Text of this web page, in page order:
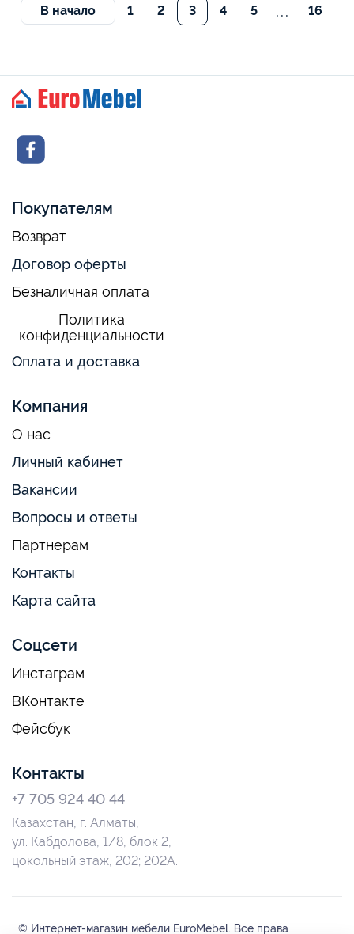
В начало 1 2 3 4 5 ... 16
Покупателям
Возврат
Договор оферты
Безналичная оплата
Политика
конфиденциальности
Оплата и доставка
Компания
О нас
Личный кабинет
Вакансии
Вопросы и ответы
Партнерам
Контакты
Карта сайта
Соцсети
Инстаграм
ВКонтакте
Фейсбук
Контакты
+7 705 924 40 44
Казахстан, г. Алматы,
ул. Кабдолова, 1/8, блок 2,
цокольный этаж, 202; 202А.
© Интернет-магазин мебели EuroMebel. Все права